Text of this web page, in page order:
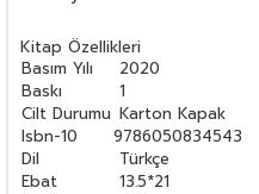
Kitap Özellikleri
Basım Yılı
2020
Baskı
1
Cilt Durumu Karton Kapak
Isbn-10
9786050834543
Dil
Türkçe
Ebat
13.5*21